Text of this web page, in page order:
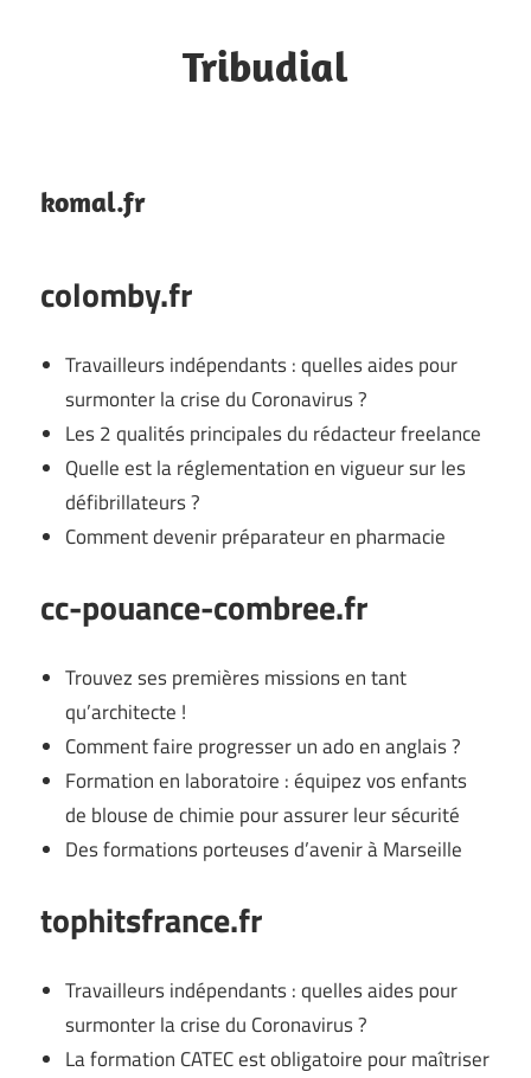
Tribudial
komal.fr
colomby.fr
Travailleurs indépendants : quelles aides pour
surmonter la crise du Coronavirus ?
Les 2 qualités principales du rédacteur freelance
Quelle est la réglementation en vigueur sur les
défibrillateurs ?
Comment devenir préparateur en pharmacie
cc-pouance-combree.fr
Trouvez ses premières missions en tant
qu’architecte !
Comment faire progresser un ado en anglais ?
Formation en laboratoire : équipez vos enfants
de blouse de chimie pour assurer leur sécurité
Des formations porteuses d’avenir à Marseille
tophitsfrance.fr
Travailleurs indépendants : quelles aides pour
surmonter la crise du Coronavirus ?
La formation CATEC est obligatoire pour maîtriser